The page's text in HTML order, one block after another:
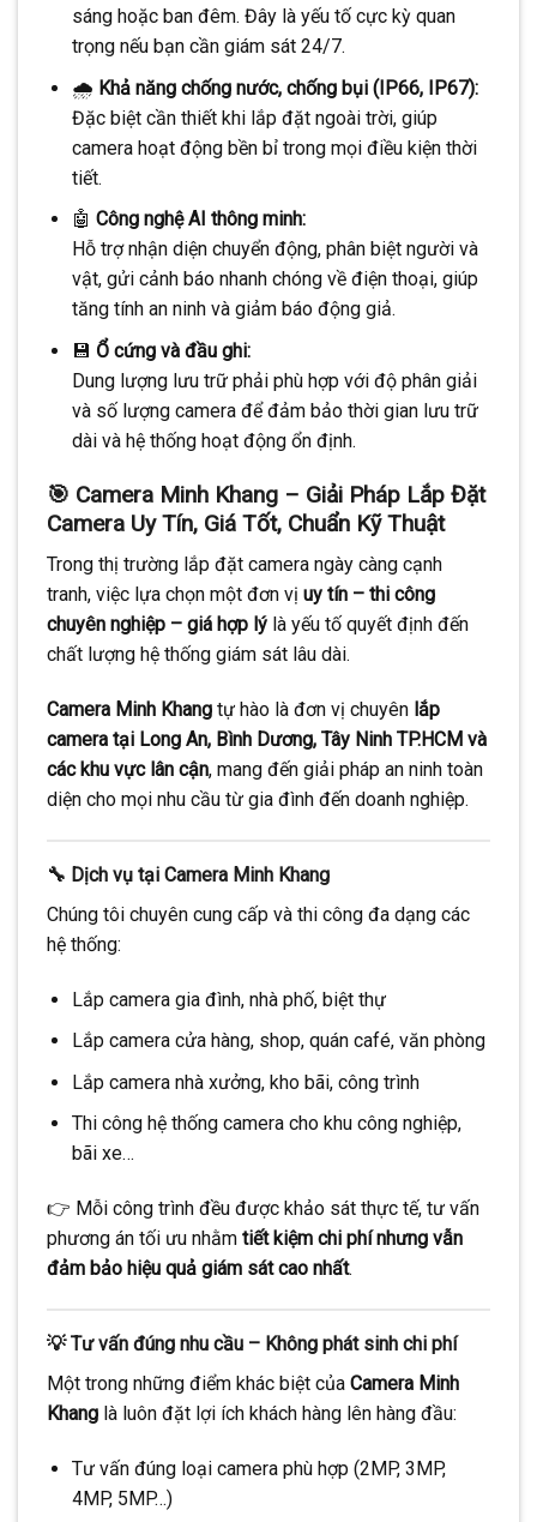
sáng hoặc ban đêm. Đây là yếu tố cực kỳ quan
trọng nếu bạn cần giám sát 24/7.
🌧️ Khả năng chống nước, chống bụi (IP66, IP67):
Đặc biệt cần thiết khi lắp đặt ngoài trời, giúp
camera hoạt động bền bỉ trong mọi điều kiện thời
tiết.
🤖 Công nghệ AI thông minh:
Hỗ trợ nhận diện chuyển động, phân biệt người và
vật, gửi cảnh báo nhanh chóng về điện thoại, giúp
tăng tính an ninh và giảm báo động giả.
💾 Ổ cứng và đầu ghi:
Dung lượng lưu trữ phải phù hợp với độ phân giải
và số lượng camera để đảm bảo thời gian lưu trữ
dài và hệ thống hoạt động ổn định.
🎯 Camera Minh Khang – Giải Pháp Lắp Đặt
Camera Uy Tín, Giá Tốt, Chuẩn Kỹ Thuật
Trong thị trường lắp đặt camera ngày càng cạnh
tranh, việc lựa chọn một đơn vị uy tín – thi công
chuyên nghiệp – giá hợp lý là yếu tố quyết định đến
chất lượng hệ thống giám sát lâu dài.
Camera Minh Khang tự hào là đơn vị chuyên lắp
camera tại Long An, Bình Dương, Tây Ninh TP.HCM và
các khu vực lân cận, mang đến giải pháp an ninh toàn
diện cho mọi nhu cầu từ gia đình đến doanh nghiệp.
🔧 Dịch vụ tại Camera Minh Khang
Chúng tôi chuyên cung cấp và thi công đa dạng các
hệ thống:
Lắp camera gia đình, nhà phố, biệt thự
Lắp camera cửa hàng, shop, quán café, văn phòng
Lắp camera nhà xưởng, kho bãi, công trình
Thi công hệ thống camera cho khu công nghiệp,
bãi xe…
👉 Mỗi công trình đều được khảo sát thực tế, tư vấn
phương án tối ưu nhằm tiết kiệm chi phí nhưng vẫn
đảm bảo hiệu quả giám sát cao nhất.
💡 Tư vấn đúng nhu cầu – Không phát sinh chi phí
Một trong những điểm khác biệt của Camera Minh
Khang là luôn đặt lợi ích khách hàng lên hàng đầu:
Tư vấn đúng loại camera phù hợp (2MP, 3MP,
4MP, 5MP…)